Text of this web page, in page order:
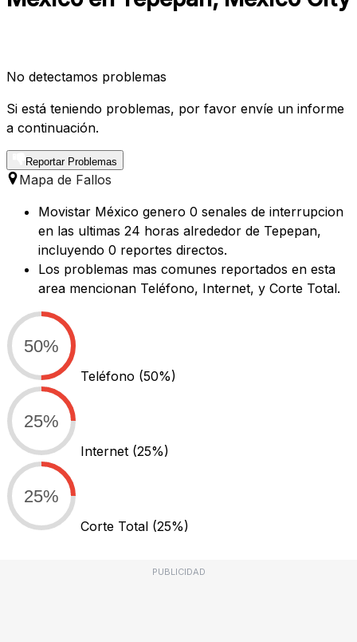
No detectamos problemas
Si está teniendo problemas, por favor envíe un informe
a continuación.
Reportar Problemas
Mapa de Fallos
Movistar México genero 0 senales de interrupcion
en las ultimas 24 horas alrededor de Tepepan,
incluyendo 0 reportes directos.
Los problemas mas comunes reportados en esta
area mencionan Teléfono, Internet, y Corte Total.
50%
Teléfono (50%)
25%
Internet (25%)
25%
Corte Total (25%)
PUBLICIDAD